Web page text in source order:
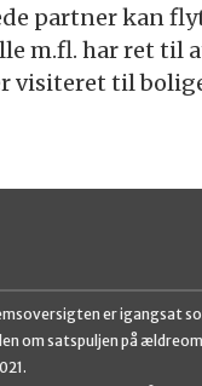
partner kan
m.fl. har ret til
visiteret til
er igangsat
om satspuljen på